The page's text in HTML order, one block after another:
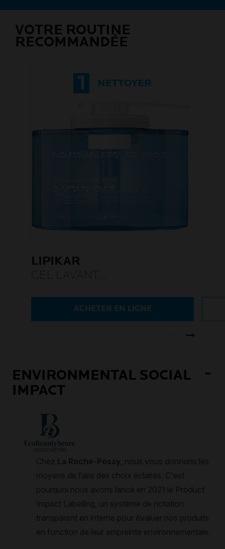
VOTRE ROUTINE
RECOMMANDÉE
1 NETTOYER
LIPIKAR
GEL LAVANT
ACHETER EN LIGNE
ENVIRONMENTAL SOCIAL
IMPACT